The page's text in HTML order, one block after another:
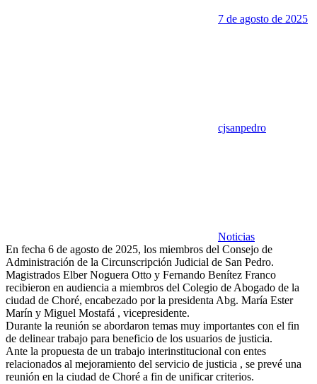
7 de agosto de 2025
cjsanpedro
Noticias
En fecha 6 de agosto de 2025, los miembros del Consejo de
Administración de la Circunscripción Judicial de San Pedro.
Magistrados Elber Noguera Otto y Fernando Benítez Franco
recibieron en audiencia a miembros del Colegio de Abogado de la
ciudad de Choré, encabezado por la presidenta Abg. María Ester
Marín y Miguel Mostafá , vicepresidente.
Durante la reunión se abordaron temas muy importantes con el fin
de delinear trabajo para beneficio de los usuarios de justicia.
Ante la propuesta de un trabajo interinstitucional con entes
relacionados al mejoramiento del servicio de justicia , se prevé una
reunión en la ciudad de Choré a fin de unificar criterios.